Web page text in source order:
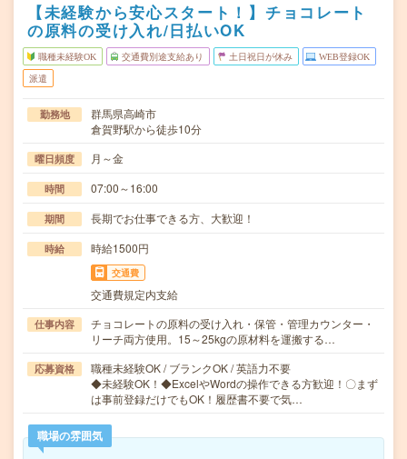
【未経験から安心スタート！】チョコレート
の原料の受け入れ/日払いOK
職種未経験OK 交通費別途支給あり 土日祝日が休み WEB登録OK
派遣
勤務地
群馬県高崎市
倉賀野駅から徒歩10分
曜日頻度 月～金
時間 07:00～16:00
期間 長期でお仕事できる方、大歓迎！
時給 時給1500円
交通費
交通費規定内支給
仕事内容
チョコレートの原料の受け入れ・保管・管理カウンター・
リーチ両方使用。15～25kgの原材料を運搬する…
応募資格
職種未経験OK / ブランクOK / 英語力不要
◆未経験OK！◆ExcelやWordの操作できる方歓迎！〇まず
は事前登録だけでもOK！履歴書不要で気…
職場の雰囲気